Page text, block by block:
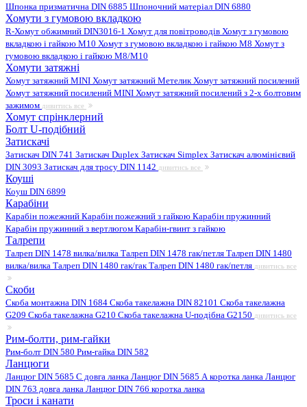
Шпонка призматична DIN 6885 Шпоночний матеріал DIN 6880
Хомути з гумовою вкладкою
R-Хомут обжимний DIN3016-1 Хомут для повітроводів Хомут з гумовою
вкладкою і гайкою M10 Хомут з гумовою вкладкою і гайкою M8 Хомут з
гумовою вкладкою і гайкою М8/M10
Хомути затяжні
Хомут затяжний MINI Хомут затяжний МетеликХомут затяжний посилений
Хомут затяжний посилений MINI Хомут затяжний посилений з 2-х болтовим
зажимом дивитись все
Хомут спрінклерний
Болт U-подібний
Затискачі
Затискач DIN 741 Затискач Duplex Затискач Simplex Затискач алюмінієвий
DIN 3093 Затискач для тросу DIN 1142 дивитись все
Коуші
Коуш DIN 6899
Карабіни
Карабін пожежний Карабін пожежний з гайкою Карабін пружинний
Карабін пружинний з вертлюгом Карабін-гвинт з гайкою
Талрепи
Талреп DIN 1478 вилка/вилка Талреп DIN 1478 гак/петля Талреп DIN 1480
вилка/вилка Талреп DIN 1480 гак/гакТалреп DIN 1480 гак/петля дивитись все
Скоби
Скоба монтажна DIN 1684 Скоба такелажна DIN 82101 Скоба такелажна
G209 Скоба такелажна G210 Скоба такелажна U-подібна G2150 дивитись все
Рим-болти, рим-гайки
Рим-болт DIN 580 Рим-гайка DIN 582
Ланцюги
Ланцюг DIN 5685 C довга ланка Ланцюг DIN 5685 А коротка ланка Ланцюг
DIN 763 довга ланка Ланцюг DIN 766 коротка ланка
Троси і канати